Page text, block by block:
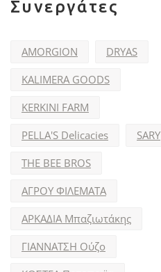
Συνεργάτες
AMORGION
DRYAS
KALIMERA GOODS
KERKINI FARM
PELLA'S Delicacies
SARY
THE BEE BROS
ΑΓΡΟΥ ΦΙΛΕΜΑΤΑ
ΑΡΚΑΔΙΑ Μπαζιωτάκης
ΓΙΑΝΝΑΤΣΗ Ούζο